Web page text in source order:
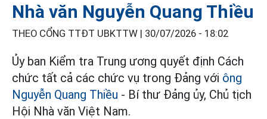
Nhà văn Nguyễn Quang Thiều
THEO CỔNG TTĐT UBKTTW | 30/07/2026 - 18:02
Ủy ban Kiểm tra Trung ương quyết định Cách
chức tất cả các chức vụ trong Đảng với ông
Nguyễn Quang Thiều - Bí thư Đảng ủy, Chủ tịch
Hội Nhà văn Việt Nam.